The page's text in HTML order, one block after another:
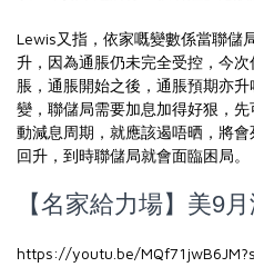
Lewis又指，依家嘅變數係當聯儲
升，因為通脹仍未完全受控，今
脹，通脹開始之後，通脹預期亦
變，聯儲局需要加息加得好狠，
動減息周期，就應該遏唔晒，將
回升，到時聯儲局就會面臨困局。
【名家給力場】美9
https://youtu.be/